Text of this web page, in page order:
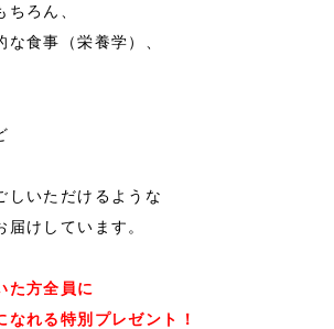
ろん、
食事（栄養学）、
しいただけるような
けしています。
た方全員に
なれる特別プレゼント！